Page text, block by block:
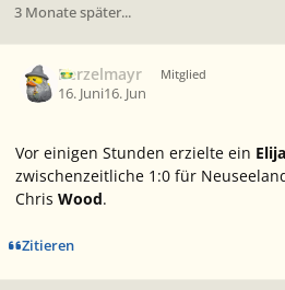
3 Monate später...
Berzelmayr Mitglied
16. Juni16. Jun
Vor einigen Stunden erzielte ein
zwischenzeitliche 1:0 für
Chris Wood.
Zitieren